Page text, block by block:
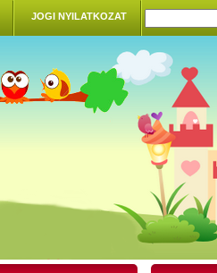
JOGI NYILATKOZAT